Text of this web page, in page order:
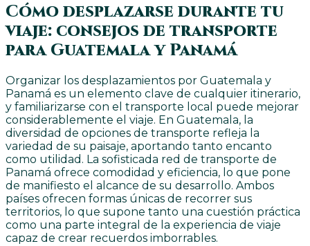
Cómo desplazarse durante tu
viaje: consejos de transporte
para Guatemala y Panamá
Organizar los desplazamientos por Guatemala y
Panamá es un elemento clave de cualquier itinerario,
y familiarizarse con el transporte local puede mejorar
considerablemente el viaje. En Guatemala, la
diversidad de opciones de transporte refleja la
variedad de su paisaje, aportando tanto encanto
como utilidad. La sofisticada red de transporte de
Panamá ofrece comodidad y eficiencia, lo que pone
de manifiesto el alcance de su desarrollo. Ambos
países ofrecen formas únicas de recorrer sus
territorios, lo que supone tanto una cuestión práctica
como una parte integral de la experiencia de viaje
capaz de crear recuerdos imborrables.